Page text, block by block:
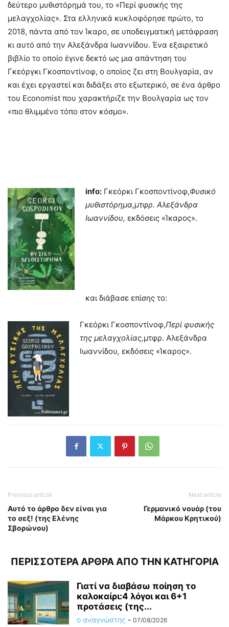
δεύτερο μυθιστόρημά του, το «Περί φυσικής της
μελαγχολίας». Στα ελληνικά κυκλοφόρησε πρώτο, το
2018, πάντα από τον Ίκαρο, σε υποδειγματική μετάφραση
κι αυτό από την Αλεξάνδρα Ιωαννίδου. Ένα εξαιρετικό
βιβλίο το οποίο έγινε δεκτό ως μια απάντηση του
Γκεόργκι Γκοσποντίνοφ, ο οποίος ζει στη Βουλγαρία, αν
και έχει εργαστεί και διδάξει στο εξωτερικό, σε ένα άρθρο
του Economist που χαρακτήριζε την Βουλγαρία ως τον
«πιο θλιμμένο τόπο στον κόσμο».
info: Γκεόρκι Γκοσποντίνοφ,Φυσικό
μυθιστόρημα,μτφρ. Αλεξάνδρα
Ιωαννίδου, εκδόσεις «Ίκαρος».
και διάβασε επίσης το:
Γκεόρκι Γκοσποντίνοφ,Περί φυσικής
της μελαγχολίας,μτφρ. Αλεξάνδρα
Ιωαννίδου, εκδόσεις «Ίκαρος».
Previous article
Αυτό το άρθρο δεν είναι για
το σεξ! (της Ελένης
Σβορώνου)
Next article
Γερμανικό νουάρ (του
Μάρκου Κρητικού)
ΠΕΡΙΣΣΟΤΕΡΑ ΑΡΘΡΑ ΑΠΟ ΤΗΝ ΚΑΤΗΓΟΡΙΑ
Γιατί να διαβάσω ποίηση το
καλοκαίρι:4 λόγοι και 6+1
προτάσεις (της...
ο αναγνώστης - 07/08/2026